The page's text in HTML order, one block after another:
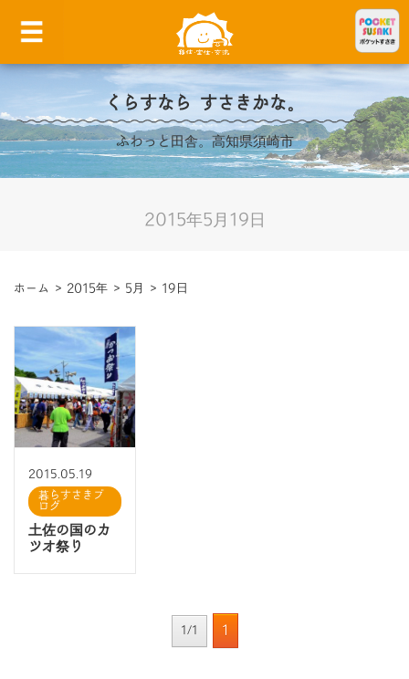
くらすなら すさきかな。
ふわっと田舎。高知県須崎市
2015年5月19日
ホーム > 2015年 > 5月 > 19日
2015.05.19
暮らすさきブ
ログ
土佐の国のカ
ツオ祭り
1/1 1